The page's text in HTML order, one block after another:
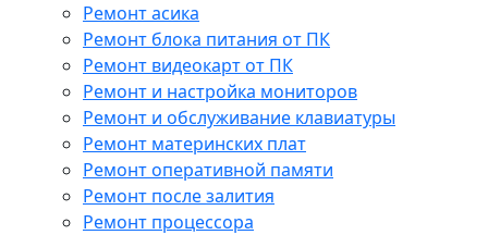
Ремонт асика
Ремонт блока питания от ПК
Ремонт видеокарт от ПК
Ремонт и настройка мониторов
Ремонт и обслуживание клавиатуры
Ремонт материнских плат
Ремонт оперативной памяти
Ремонт после залития
Ремонт процессора